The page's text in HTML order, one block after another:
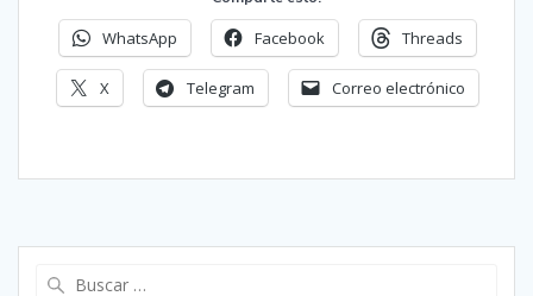
WhatsApp Facebook Threads
X Telegram Correo electrónico